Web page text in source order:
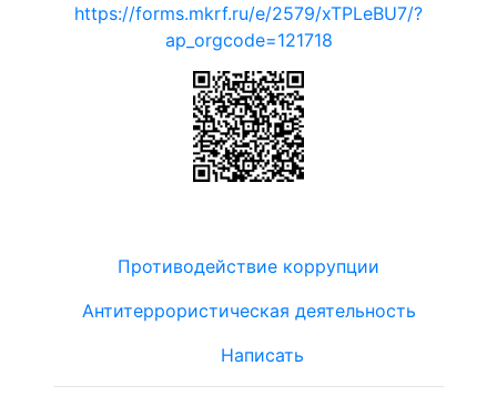
https://forms.mkrf.ru/e/2579/xTPLeBU7/?
ap_orgcode=121718
Противодействие коррупции
Антитеррористическая деятельность
Написать